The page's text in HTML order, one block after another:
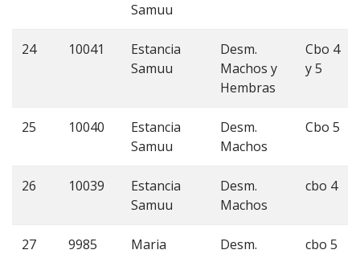
Samuu
24 10041
Estancia
Samuu
Desm.
Machos y
Hembras
Cbo 4
y 5
25 10040
Estancia
Samuu
Desm.
Machos
Cbo 5
26 10039
Estancia
Samuu
Desm.
Machos
cbo 4
27 9985
Maria
Desm.
cbo 5